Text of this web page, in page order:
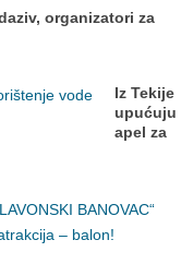
organizatori za
Iz Tekije
upućuju
apel za